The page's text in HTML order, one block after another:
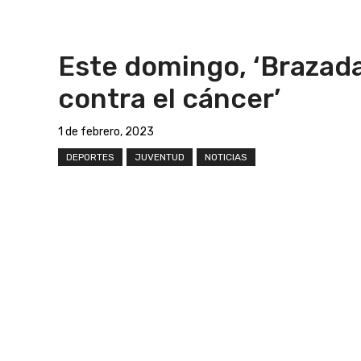
Este domingo,
contra el cáncer’
1 de febrero, 2023
DEPORTES JUVENTUD NOTICIAS